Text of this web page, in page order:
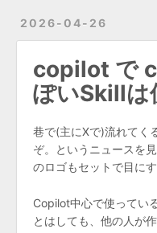
2026-04-26
copilot で
ぽいSkillは
巷で(主にXで)流れてく
ぞ。というニュースを
のロゴもセットで目にす
Copilot中心で使ってい
とはしても、他の人が